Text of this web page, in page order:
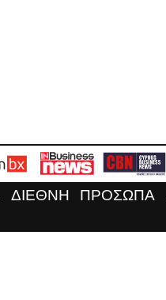
ΔΙΕΘΝΗ ΠΡΟΣΩΠΑ